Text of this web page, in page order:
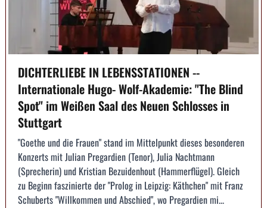
DICHTERLIEBE IN LEBENSSTATIONEN --
Internationale Hugo- Wolf-Akademie: "The Blind
Spot" im Weißen Saal des Neuen Schlosses in
Stuttgart
"Goethe und die Frauen" stand im Mittelpunkt dieses besonderen
Konzerts mit Julian Pregardien (Tenor), Julia Nachtmann
(Sprecherin) und Kristian Bezuidenhout (Hammerflügel). Gleich
zu Beginn faszinierte der "Prolog in Leipzig: Käthchen" mit Franz
Schuberts "Willkommen und Abschied", wo Pregardien mi...